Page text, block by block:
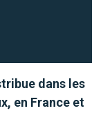
dans les
en France et